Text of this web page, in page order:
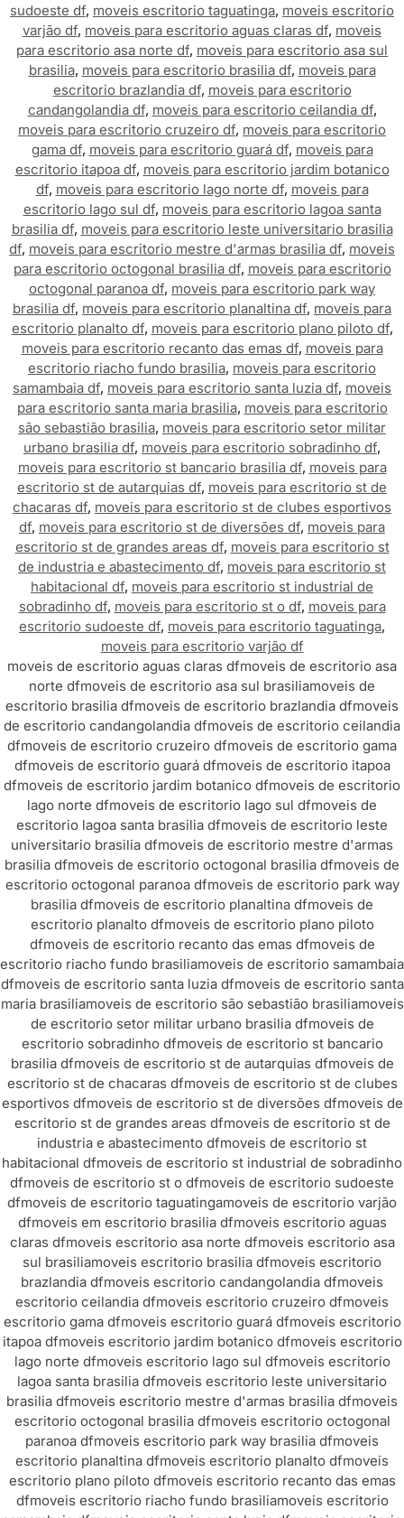
sudoeste df, moveis escritorio taguatinga, moveis escritorio
varjão df, moveis para escritorio aguas claras df, moveis
para escritorio asa norte df, moveis para escritorio asa sul
brasilia, moveis para escritorio brasilia df, moveis para
escritorio brazlandia df, moveis para escritorio
candangolandia df, moveis para escritorio ceilandia df,
moveis para escritorio cruzeiro df, moveis para escritorio
gama df, moveis para escritorio guará df, moveis para
escritorio itapoa df, moveis para escritorio jardim botanico
df, moveis para escritorio lago norte df, moveis para
escritorio lago sul df, moveis para escritorio lagoa santa
brasilia df, moveis para escritorio leste universitario brasilia
df, moveis para escritorio mestre d'armas brasilia df, moveis
para escritorio octogonal brasilia df, moveis para escritorio
octogonal paranoa df, moveis para escritorio park way
brasilia df, moveis para escritorio planaltina df, moveis para
escritorio planalto df, moveis para escritorio plano piloto df,
moveis para escritorio recanto das emas df, moveis para
escritorio riacho fundo brasilia, moveis para escritorio
samambaia df, moveis para escritorio santa luzia df, moveis
para escritorio santa maria brasilia, moveis para escritorio
são sebastião brasilia, moveis para escritorio setor militar
urbano brasilia df, moveis para escritorio sobradinho df,
moveis para escritorio st bancario brasilia df, moveis para
escritorio st de autarquias df, moveis para escritorio st de
chacaras df, moveis para escritorio st de clubes esportivos
df, moveis para escritorio st de diversões df, moveis para
escritorio st de grandes areas df, moveis para escritorio st
de industria e abastecimento df, moveis para escritorio st
habitacional df, moveis para escritorio st industrial de
sobradinho df, moveis para escritorio st o df, moveis para
escritorio sudoeste df, moveis para escritorio taguatinga,
moveis para escritorio varjão df
moveis de escritorio aguas claras dfmoveis de escritorio asa
norte dfmoveis de escritorio asa sul brasiliamoveis de
escritorio brasilia dfmoveis de escritorio brazlandia dfmoveis
de escritorio candangolandia dfmoveis de escritorio ceilandia
dfmoveis de escritorio cruzeiro dfmoveis de escritorio gama
dfmoveis de escritorio guará dfmoveis de escritorio itapoa
dfmoveis de escritorio jardim botanico dfmoveis de escritorio
lago norte dfmoveis de escritorio lago sul dfmoveis de
escritorio lagoa santa brasilia dfmoveis de escritorio leste
universitario brasilia dfmoveis de escritorio mestre d'armas
brasilia dfmoveis de escritorio octogonal brasilia dfmoveis de
escritorio octogonal paranoa dfmoveis de escritorio park way
brasilia dfmoveis de escritorio planaltina dfmoveis de
escritorio planalto dfmoveis de escritorio plano piloto
dfmoveis de escritorio recanto das emas dfmoveis de
escritorio riacho fundo brasiliamoveis de escritorio samambaia
dfmoveis de escritorio santa luzia dfmoveis de escritorio santa
maria brasiliamoveis de escritorio são sebastião brasiliamoveis
de escritorio setor militar urbano brasilia dfmoveis de
escritorio sobradinho dfmoveis de escritorio st bancario
brasilia dfmoveis de escritorio st de autarquias dfmoveis de
escritorio st de chacaras dfmoveis de escritorio st de clubes
esportivos dfmoveis de escritorio st de diversões dfmoveis de
escritorio st de grandes areas dfmoveis de escritorio st de
industria e abastecimento dfmoveis de escritorio st
habitacional dfmoveis de escritorio st industrial de sobradinho
dfmoveis de escritorio st o dfmoveis de escritorio sudoeste
dfmoveis de escritorio taguatingamoveis de escritorio varjão
dfmoveis em escritorio brasilia dfmoveis escritorio aguas
claras dfmoveis escritorio asa norte dfmoveis escritorio asa
sul brasiliamoveis escritorio brasilia dfmoveis escritorio
brazlandia dfmoveis escritorio candangolandia dfmoveis
escritorio ceilandia dfmoveis escritorio cruzeiro dfmoveis
escritorio gama dfmoveis escritorio guará dfmoveis escritorio
itapoa dfmoveis escritorio jardim botanico dfmoveis escritorio
lago norte dfmoveis escritorio lago sul dfmoveis escritorio
lagoa santa brasilia dfmoveis escritorio leste universitario
brasilia dfmoveis escritorio mestre d'armas brasilia dfmoveis
escritorio octogonal brasilia dfmoveis escritorio octogonal
paranoa dfmoveis escritorio park way brasilia dfmoveis
escritorio planaltina dfmoveis escritorio planalto dfmoveis
escritorio plano piloto dfmoveis escritorio recanto das emas
dfmoveis escritorio riacho fundo brasiliamoveis escritorio